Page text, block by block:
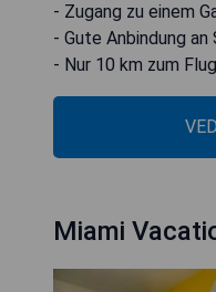
- Zugang zu einem
- Gute Anbindung
- Nur 10 km zum
Miami